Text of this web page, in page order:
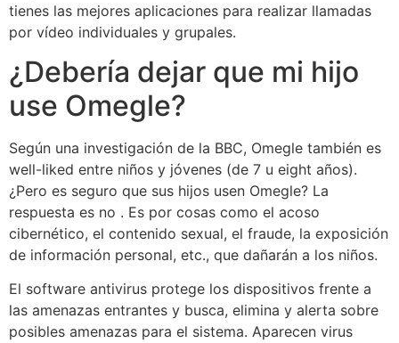
tienes las mejores aplicaciones para realizar llamadas
por vídeo individuales y grupales.
¿Debería dejar que mi hijo
use Omegle?
Según una investigación de la BBC, Omegle también es
well-liked entre niños y jóvenes (de 7 u eight años).
¿Pero es seguro que sus hijos usen Omegle? La
respuesta es no . Es por cosas como el acoso
cibernético, el contenido sexual, el fraude, la exposición
de información personal, etc., que dañarán a los niños.
El software antivirus protege los dispositivos frente a
las amenazas entrantes y busca, elimina y alerta sobre
posibles amenazas para el sistema. Aparecen virus